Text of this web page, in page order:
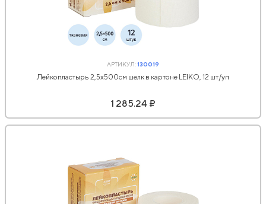
АРТИКУЛ:130019
Лейкопластырь 2,5х500см шелк в картоне LEIKO, 12 шт/уп
1 285.24 ₽